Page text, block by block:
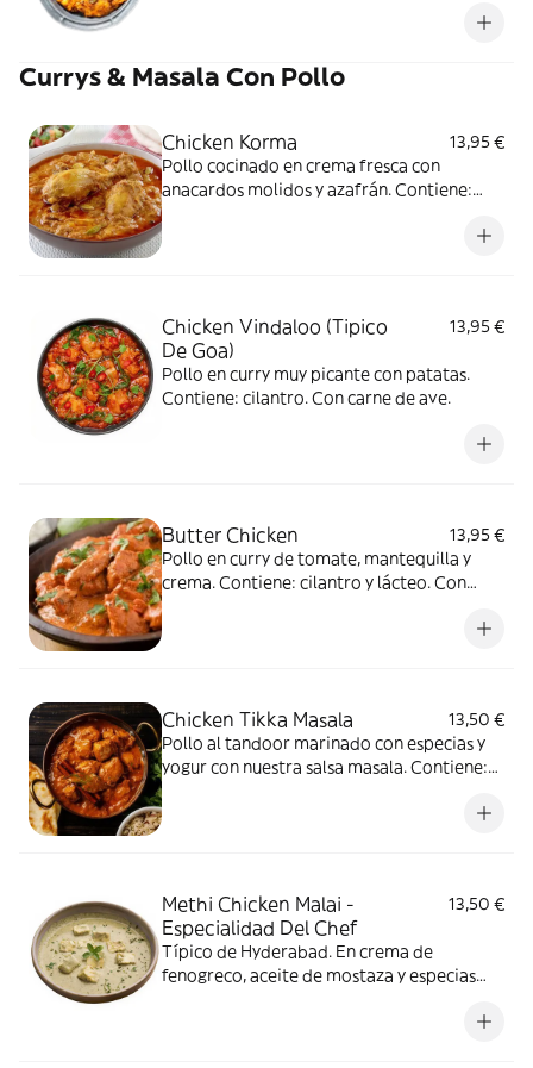
Currys & Masala Con Pollo
Chicken Korma
13,95 €
Pollo cocinado en crema fresca con
anacardos molidos y azafrán. Contiene:
Chicken Vindaloo (Tipico
De Goa)
13,95 €
Pollo en curry muy picante con patatas.
Contiene: cilantro. Con carne de ave.
Butter Chicken
13,95 €
Pollo en curry de tomate, mantequilla y
crema. Contiene: cilantro y lácteo. Con
Chicken Tikka Masala
13,50 €
Pollo al tandoor marinado con especias y
yogur con nuestra salsa masala. Contiene:
Methi Chicken Malai -
Especialidad Del Chef
13,50 €
Típico de Hyderabad. En crema de
fenogreco, aceite de mostaza y especias